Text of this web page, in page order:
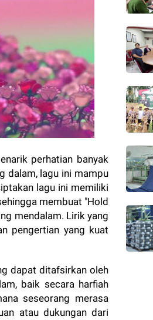
perhatian banyak
dalam, lagu ini mampu
lagu ini memiliki
membuat "Hold
mendalam. Lirik yang
pengertian yang kuat
dapat ditafsirkan oleh
baik secara harfiah
seseorang merasa
atau dukungan dari